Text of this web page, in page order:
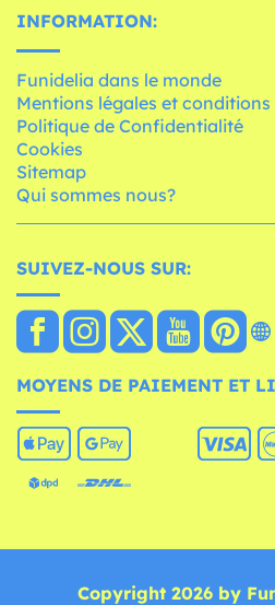
INFORMATION:
Funidelia dans le monde
Mentions légales et conditions
Politique de Confidentialité
Cookies
Sitemap
Qui sommes nous?
SUIVEZ-NOUS SUR:
MOYENS DE PAIEMENT ET
Copyright 2026 by